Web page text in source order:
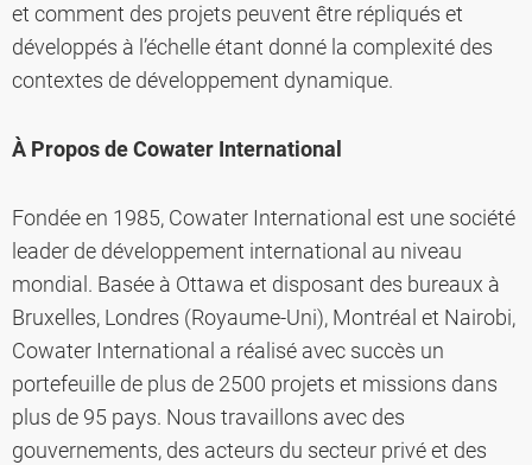
et comment des projets peuvent être répliqués et
développés à l’échelle étant donné la complexité des
contextes de développement dynamique.
À Propos de Cowater International
Fondée en 1985, Cowater International est une société
leader de développement international au niveau
mondial. Basée à Ottawa et disposant des bureaux à
Bruxelles, Londres (Royaume-Uni), Montréal et Nairobi,
Cowater International a réalisé avec succès un
portefeuille de plus de 2500 projets et missions dans
plus de 95 pays. Nous travaillons avec des
gouvernements, des acteurs du secteur privé et des